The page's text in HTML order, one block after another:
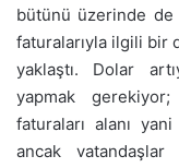
bütünü üzerinde
faturalarıyla ilgili bir
yaklaştı. Dolar
yapmak
faturaları alanı
ancak vatandaşlar